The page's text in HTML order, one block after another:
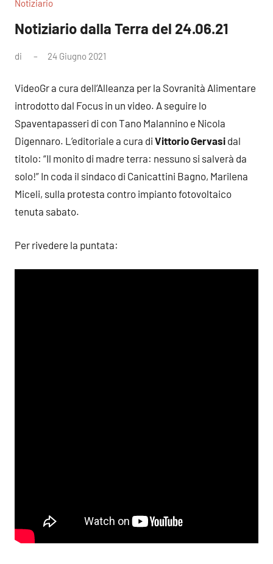
Notiziario
Notiziario dalla Terra del 24.06.21
di 24 Giugno 2021
VideoGr a cura dell’Alleanza per la Sovranità Alimentare
introdotto dal Focus in un video. A seguire lo
Spaventapasseri di con Tano Malannino e Nicola
Digennaro. L’editoriale a cura di Vittorio Gervasi dal
titolo: “Il monito di madre terra: nessuno si salverà da
solo!” In coda il sindaco di Canicattini Bagno, Marilena
Miceli, sulla protesta contro impianto fotovoltaico
tenuta sabato.
Per rivedere la puntata: